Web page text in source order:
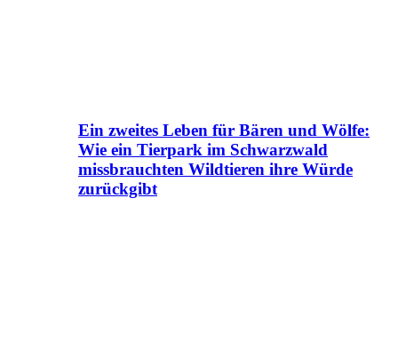
Ein zweites Leben für Bären und Wölfe:
Wie ein Tierpark im Schwarzwald
missbrauchten Wildtieren ihre Würde
zurückgibt